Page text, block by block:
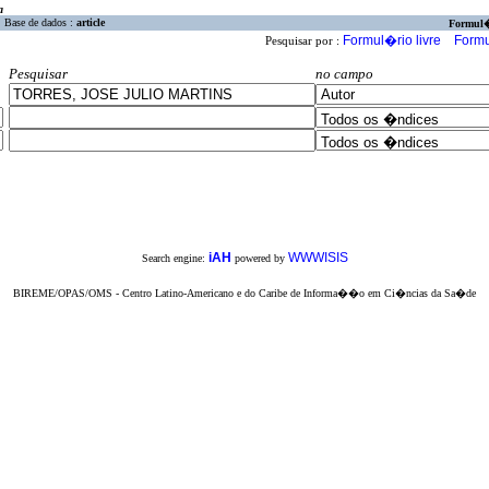
Base de dados : article
Pesquisar por : Formul�rio livre
Pesquisar
no campo
Search engine: iAH powered by WWWISIS
BIREME/OPAS/OMS - Centro Latino-Americano e do Caribe de Informa��o em Ci�ncias da Sa�de